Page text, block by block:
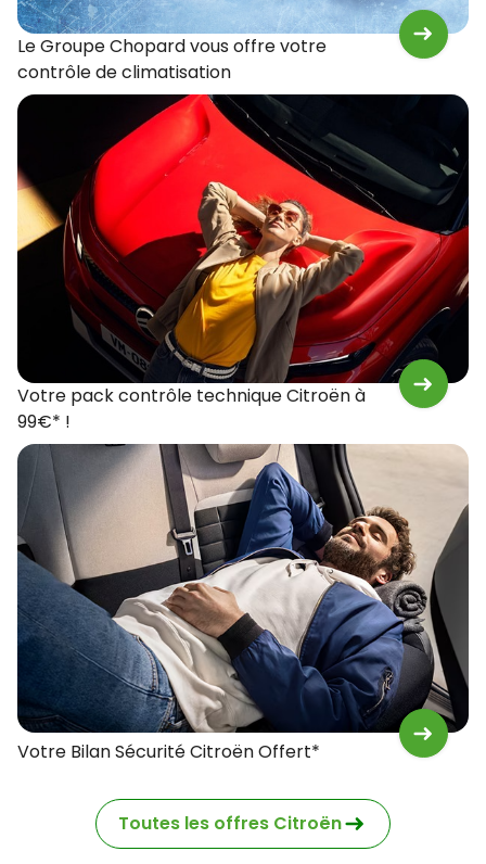
Le Groupe Chopard vous offre votre
contrôle de climatisation
Votre pack contrôle technique Citroën à
99€* !
Votre Bilan Sécurité Citroën Offert*
Toutes les offres Citroën